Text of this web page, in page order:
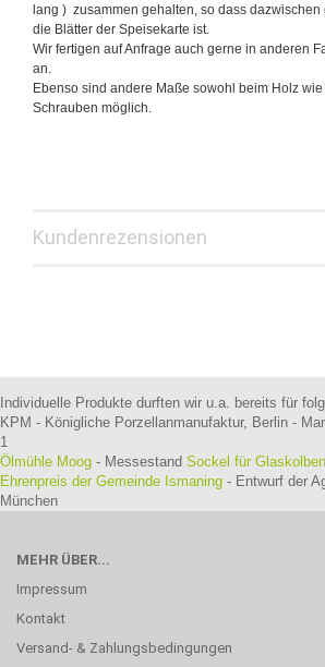
lang ) zusammen gehalten, so dass dazwischen
die Blätter der Speisekarte ist.
Wir fertigen auf Anfrage auch gerne in anderen
an.
Ebenso sind andere Maße sowohl beim Holz
Schrauben möglich.
Kundenrezensionen
Individuelle Produkte durften wir u.a. bereits für
KPM - Königliche Porzellanmanufaktur, Berlin -
1
Ölmühle Moog - Messestand Sockel für Glaskolben
Ehrenpreis der Gemeinde Ismaning - Entwurf der
München
MEHR ÜBER...
Impressum
Kontakt
Versand- & Zahlungsbedingungen